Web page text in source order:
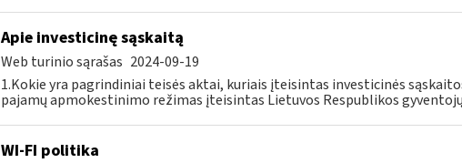
Apie investicinę sąskaitą
Web turinio sąrašas 2024-09-19
1.Kokie yra pagrindiniai teisės aktai, kuriais įteisintas investicinės
pajamų apmokestinimo režimas įteisintas Lietuvos Respublikos
WI-FI politika